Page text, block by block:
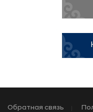
Обратная связь